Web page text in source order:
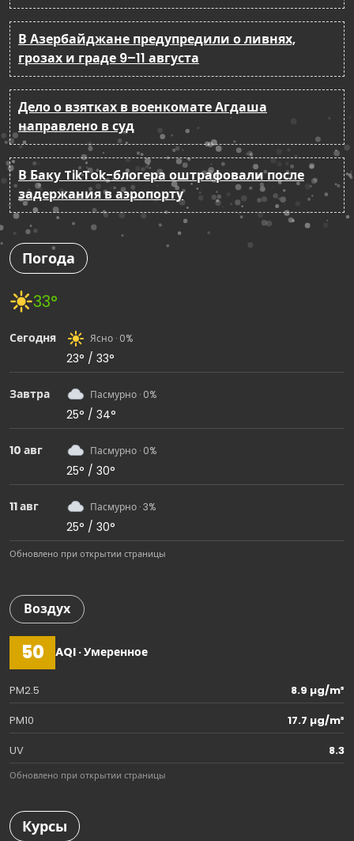
В Азербайджане предупредили о ливнях,
грозах и граде 9–11 августа
Дело о взятках в военкомате Агдаша
направлено в суд
В Баку TikTok-блогера оштрафовали после
задержания в аэропорту
Погода
33°
Сегодня Ясно · 0%
23° / 33°
Завтра Пасмурно · 0%
25° / 34°
10 авг Пасмурно · 0%
25° / 30°
11 авг Пасмурно · 3%
25° / 30°
Обновлено при открытии страницы
Воздух
50 AQI · Умеренное
PM2.5
8.9 µg/m³
PM10
17.7 µg/m³
UV
8.3
Обновлено при открытии страницы
Курсы